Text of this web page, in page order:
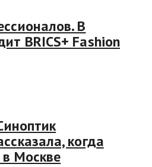
В
BRICS+ Fashion
когда
Москве